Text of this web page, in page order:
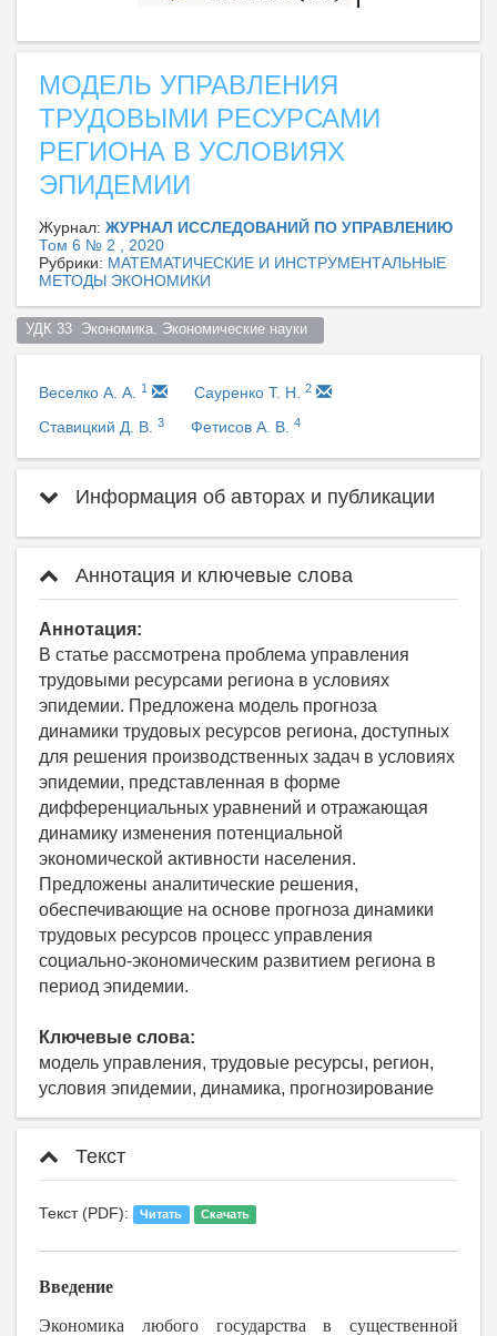
МОДЕЛЬ УПРАВЛЕНИЯ
ТРУДОВЫМИ РЕСУРСАМИ
РЕГИОНА В УСЛОВИЯХ
ЭПИДЕМИИ
Журнал: ЖУРНАЛ ИССЛЕДОВАНИЙ ПО УПРАВЛЕНИЮ
Том 6 № 2 , 2020
Рубрики: МАТЕМАТИЧЕСКИЕ И ИНСТРУМЕНТАЛЬНЫЕ
МЕТОДЫ ЭКОНОМИКИ
УДК 33  Экономика. Экономические науки
Веселко А. А. 1 Сауренко Т. Н. 2
Ставицкий Д. В. 3 Фетисов А. В. 4
Информация об авторах и публикации
Аннотация и ключевые слова
Аннотация:
В статье рассмотрена проблема управления
трудовыми ресурсами региона в условиях
эпидемии. Предложена модель прогноза
динамики трудовых ресурсов региона, доступных
для решения производственных задач в условиях
эпидемии, представленная в форме
дифференциальных уравнений и отражающая
динамику изменения потенциальной
экономической активности населения.
Предложены аналитические решения,
обеспечивающие на основе прогноза динамики
трудовых ресурсов процесс управления
социально-экономическим развитием региона в
период эпидемии.
Ключевые слова:
модель управления, трудовые ресурсы, регион,
условия эпидемии, динамика, прогнозирование
Текст
Текст (PDF): Читать Скачать
Введение
Экономика любого государства в существенной